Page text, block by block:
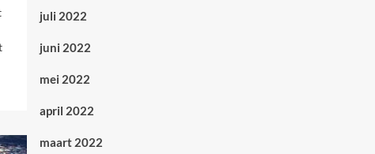
juli 2022
juni 2022
mei 2022
april 2022
maart 2022